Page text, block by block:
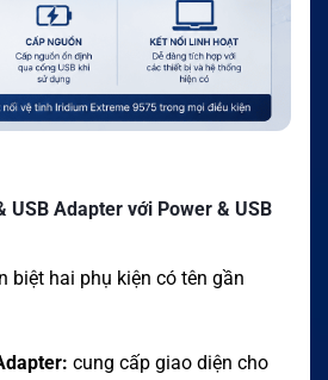
USB Adapter với Power & USB
biệt hai phụ kiện có tên gần
cung cấp giao diện cho